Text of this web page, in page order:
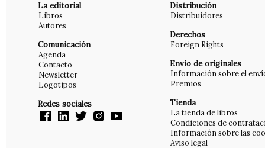
La editorial
Libros
Autores
Comunicación
Agenda
Contacto
Newsletter
Logotipos
Redes sociales
Distribución
Distribuidores
Derechos
Foreign Rights
Envío de originales
Información sobre el
Premios
Tienda
La tienda de libros
Condiciones de
Información sobre las
Aviso legal